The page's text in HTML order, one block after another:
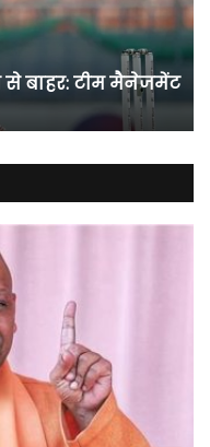
से बाहर: टीम मैनेजमेंट